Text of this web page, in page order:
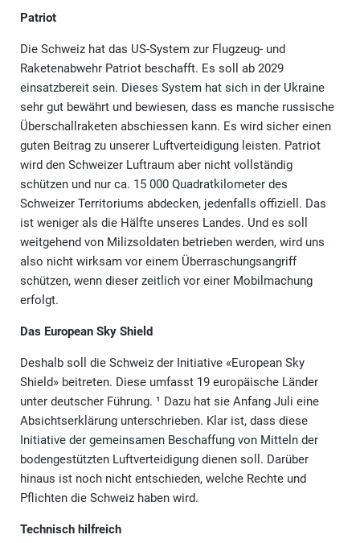
Patriot
Die Schweiz hat das US-System zur Flugzeug- und
Raketenabwehr Patriot beschafft. Es soll ab 2029
einsatzbereit sein. Dieses System hat sich in der Ukraine
sehr gut bewährt und bewiesen, dass es manche russische
Überschallraketen abschiessen kann. Es wird sicher einen
guten Beitrag zu unserer Luftverteidigung leisten. Patriot
wird den Schweizer Luftraum aber nicht vollständig
schützen und nur ca. 15 000 Quadratkilometer des
Schweizer Territoriums abdecken, jedenfalls offiziell. Das
ist weniger als die Hälfte unseres Landes. Und es soll
weitgehend von Milizsoldaten betrieben werden, wird uns
also nicht wirksam vor einem Überraschungsangriff
schützen, wenn dieser zeitlich vor einer Mobilmachung
erfolgt.
Das European Sky Shield
Deshalb soll die Schweiz der Initiative «European Sky
Shield» beitreten. Diese umfasst 19 europäische Länder
unter deutscher Führung. ¹ Dazu hat sie Anfang Juli eine
Absichtserklärung unterschrieben. Klar ist, dass diese
Initiative der gemeinsamen Beschaffung von Mitteln der
bodengestützten Luftverteidigung dienen soll. Darüber
hinaus ist noch nicht entschieden, welche Rechte und
Pflichten die Schweiz haben wird.
Technisch hilfreich